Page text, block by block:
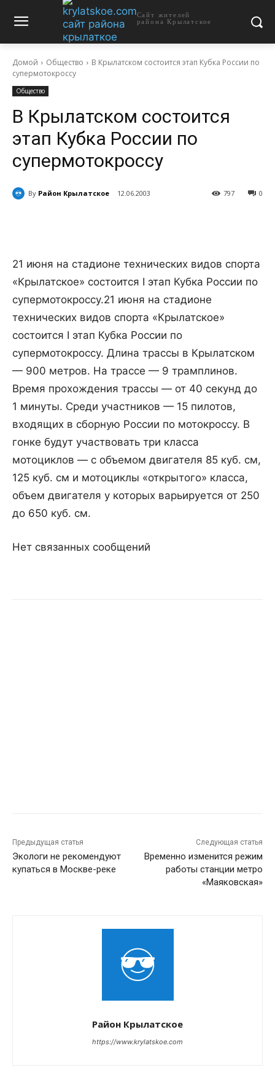
Сайт жителей
района Крылатское
Домой Общество
В Крылатском состоится этап Кубка России по
супермотокроссу
Общество
В Крылатском состоится
этап Кубка России по
супермотокроссу
By Район Крылатское 12.06.2003 0
797
21 июня на стадионе технических видов спорта
«Крылатское» состоится I этап Кубка России по
супермотокроссу.21 июня на стадионе
технических видов спорта «Крылатское»
состоится I этап Кубка России по
супермотокроссу. Длина трассы в Крылатском
— 900 метров. На трассе — 9 трамплинов.
Время прохождения трассы — от 40 секунд до
1 минуты. Среди участников — 15 пилотов,
входящих в сборную России по мотокроссу. В
гонке будут участвовать три класса
мотоциклов — с объемом двигателя 85 куб. см,
125 куб. см и мотоциклы «открытого» класса,
объем двигателя у которых варьируется от 250
до 650 куб. см.
Нет связанных сообщений
Предыдущая статья
Экологи не рекомендуют
купаться в Москве-реке
Следующая статья
Временно изменится режим
работы станции метро
«Маяковская»
Район Крылатское
https://www.krylatskoe.com